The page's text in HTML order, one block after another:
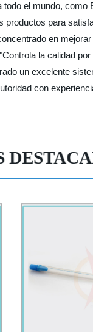
el mundo,
para
en
la calidad
un excelente
con